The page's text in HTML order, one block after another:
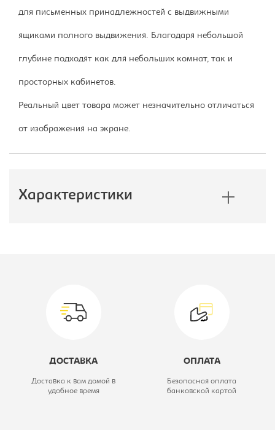
для письменных принадлежностей с выдвижными
ящиками полного выдвижения. Благодаря небольшой
глубине подходят как для небольших комнат, так и
просторных кабинетов.
Реальный цвет товара может незначительно отличаться
от изображения на экране.
Характеристики
письменный
ДОСТАВКА
Доставка к вам домой в
удобное время
ОПЛАТА
Безопасная оплата
банковской картой